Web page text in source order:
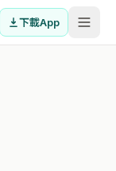
下載App